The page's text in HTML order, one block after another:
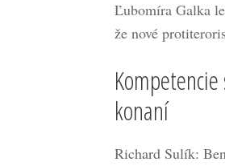
Ľubomíra Galka
že nové
konaní
Richard Sulík: